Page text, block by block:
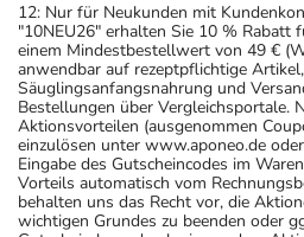
12: Nur für Neukunden mit
"10NEU26" erhalten Sie 10 % Rabatt
einem Mindestbestellwert von 49 €
anwendbar auf rezeptpflichtige
Säuglingsanfangsnahrung und
Bestellungen über Vergleichsportale.
Aktionsvorteilen (ausgenommen
einzulösen unter www.aponeo.de
Eingabe des Gutscheincodes im
Vorteils automatisch vom
behalten uns das Recht vor, die
wichtigen Grundes zu beenden oder